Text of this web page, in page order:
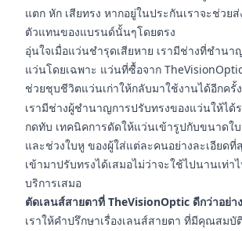
แตก หัก เสียทรง หากอยู่ในประกันเราจะช่วย
ตัวแทนของแบรนด์นั้นๆโดยตรง
อุ่นใจเมื่อแว่นชำรุดเสียหาย เรามีช่างที่ชำน
แว่นโดยเฉพาะ แว่นที่ซื้อจาก
ช่วยชุบชีวิตแว่นเก่าให้กลับมาใช้งานได้อีกครั้ง
เรามีช่างผู้ชำนาญการปรับทรงของแว่นให้ได้
กดทับ เทคนิคการดัดให้แว่นเข้ารูปกับขนาดใ
และช่วงใบหู ของผู้ใส่แต่ละคนอย่างละเอียด
เข้ามาปรับทรงได้เสมอไม่ว่าจะใช้ไปนานเท่า
บริการเสมอ
ตัดเลนส์สายตาที่ TheVisionOptic ดีกว่าอย่า
เราให้คำปรึกษาเรื่องเลนส์สายตา ที่มีคุณสมบั